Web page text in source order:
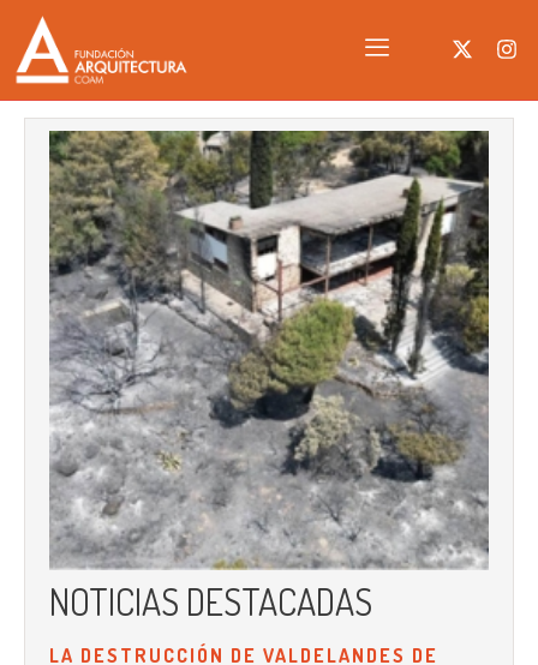
NOTICIAS DESTACADAS
LA DESTRUCCIÓN DE VALDELANDES DE